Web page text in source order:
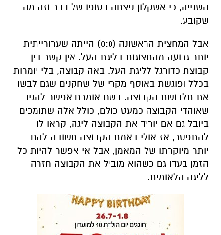
השנייה, כי אשקלון ניצחה בסופו של דבר וזה מה
שקובע.
אבל המחצית הראשונה (0:0) הייתה שערורייתית
יותר גרועה מהתצוגות בליגת העל. אין קשר בין
קבוצת כדורגל לליגת העל. באה קבוצה, בלי יומרות
בכלל ופוגשת באוסף מקרי של שחקנים שגם לבשו
את תלבושת הקבוצה. בשם אומרם אפשר להגיד
שאוהדי הקבוצה כמעט כולם, כולל אלה שתומכים
ביובל גם אם יוריד את הקבוצה ליגה, קראו לו
להתפטר, אז אולי באמת הקבוצה חשובה להם
יותר מיוקרתו של המאמן, אבל אי אפשר להיות כל
הזמן בעדו גם כשהוא מוביל את הקבוצה חזרה
לליגה הלאומית.